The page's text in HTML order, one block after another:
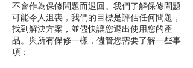
不會作為保修問題而退回。我們了解保修問題
可能令人沮喪，我們的目標是評估任何問題，
找到解決方案，並儘快讓您退出使用您的產
品。與所有保修一樣，儘管您需要了解一些事
項：